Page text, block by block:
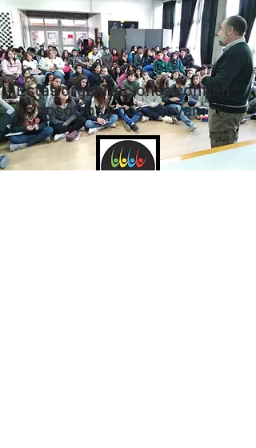
Estas organizaciones confían
en nosotros y nos apoyan: